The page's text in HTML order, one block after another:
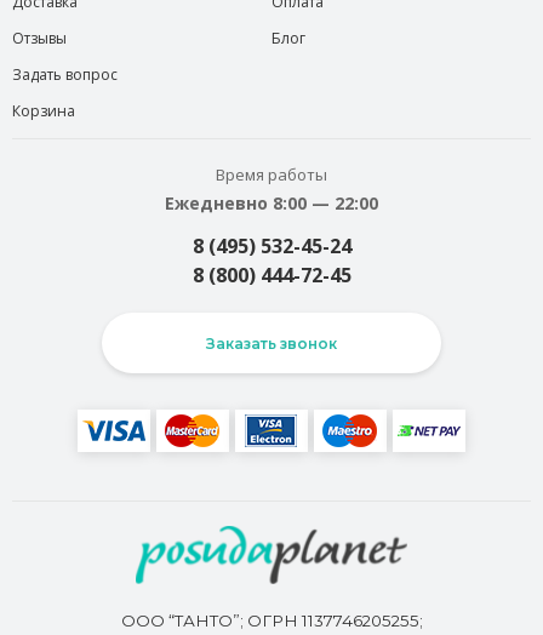
Отзывы
Задать вопрос
Корзина
Блог
Время работы
Ежедневно 8:00 — 22:00
8 (495) 532-45-24
8 (800) 444-72-45
Заказать звонок
ООО “ТАНТО”; ОГРН 1137746205255;